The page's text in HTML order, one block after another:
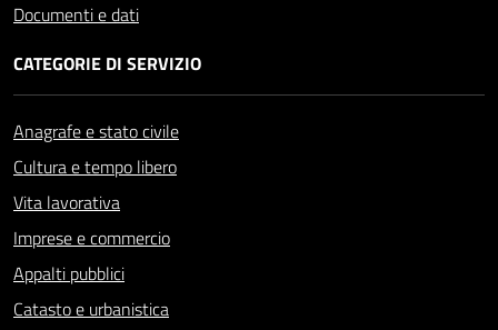
Documenti e dati
CATEGORIE DI SERVIZIO
Anagrafe e stato civile
Cultura e tempo libero
Vita lavorativa
Imprese e commercio
Appalti pubblici
Catasto e urbanistica